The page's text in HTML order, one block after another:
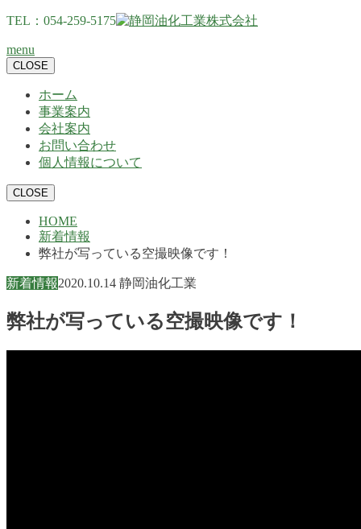
TEL：054-259-5175
menu
CLOSE
ホーム
事業案内
会社案内
お問い合わせ
個人情報について
CLOSE
HOME
新着情報
弊社が写っている空撮映像です！
新着情報2020.10.14 静岡油化工業
弊社が写っている空撮映像です！